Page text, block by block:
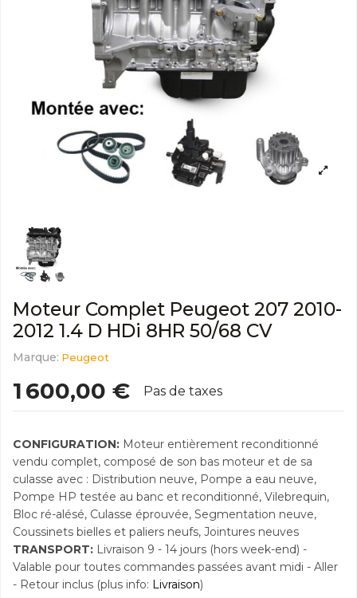
Moteur Complet Peugeot 207 2010-
2012 1.4 D HDi 8HR 50/68 CV
Marque: Peugeot
1 600,00 € Pas de taxes
CONFIGURATION: Moteur entièrement reconditionné
vendu complet, composé de son bas moteur et de sa
culasse avec : Distribution neuve, Pompe a eau neuve,
Pompe HP testée au banc et reconditionné, Vilebrequin,
Bloc ré-alésé, Culasse éprouvée, Segmentation neuve,
Coussinets bielles et paliers neufs, Jointures neuves
TRANSPORT: Livraison 9 - 14 jours (hors week-end) -
Valable pour toutes commandes passées avant midi - Aller
- Retour inclus (plus info: Livraison)